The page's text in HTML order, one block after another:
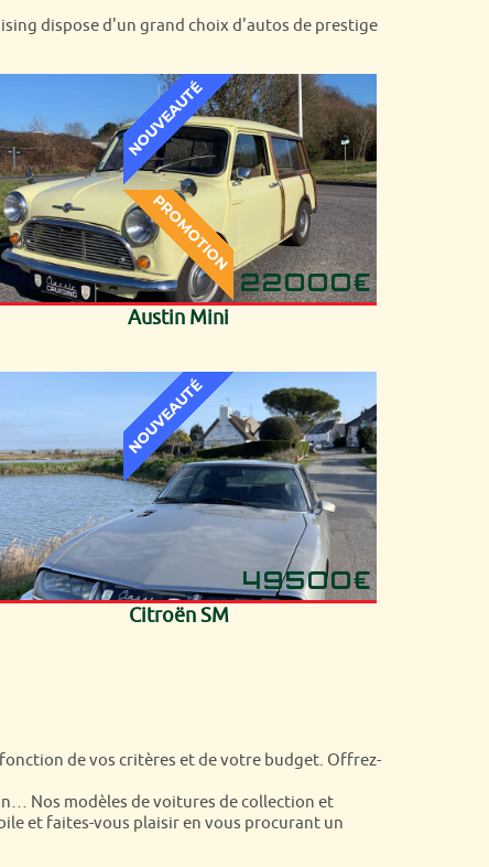
dispose d'un grand choix d'autos de prestige
22000€
Austin Mini
49500€
Citroën SM
de vos critères et de votre budget. Offrez-
Nos modèles de voitures de collection et
et faites-vous plaisir en vous procurant un